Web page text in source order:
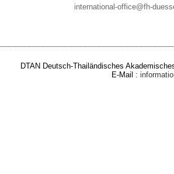
international-office@fh-
DTAN Deutsch-Thailändisches
E-Mail :